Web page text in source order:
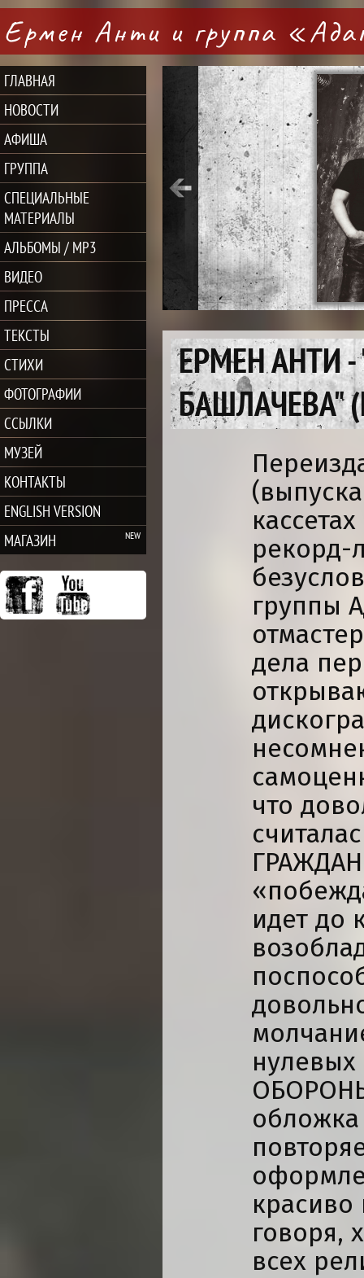
Ермен Анти и группа
ГЛАВНАЯ
НОВОСТИ
АФИША
ГРУППА
СПЕЦИАЛЬНЫЕ
МАТЕРИАЛЫ
АЛЬБОМЫ / MP3
ВИДЕО
ПРЕССА
ТЕКСТЫ
СТИХИ
ФОТОГРАФИИ
ССЫЛКИ
МУЗЕЙ
КОНТАКТЫ
ENGLISH VERSION
МАГАЗИН
ЕРМЕН АНТИ
БАШЛАЧЕВА"
рекорд-
группы
дела
что
идет до
красиво
говоря,
всех